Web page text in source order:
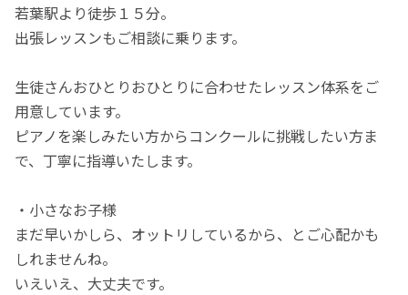
若葉駅より徒歩１５分。
出張レッスンもご相談に乗ります。
生徒さんおひとりおひとりに合わせたレッスン体系をご
用意しています。
ピアノを楽しみたい方からコンクールに挑戦したい方ま
で、丁寧に指導いたします。
・小さなお子様
まだ早いかしら、オットリしているから、とご心配かも
しれませんね。
いえいえ、大丈夫です。